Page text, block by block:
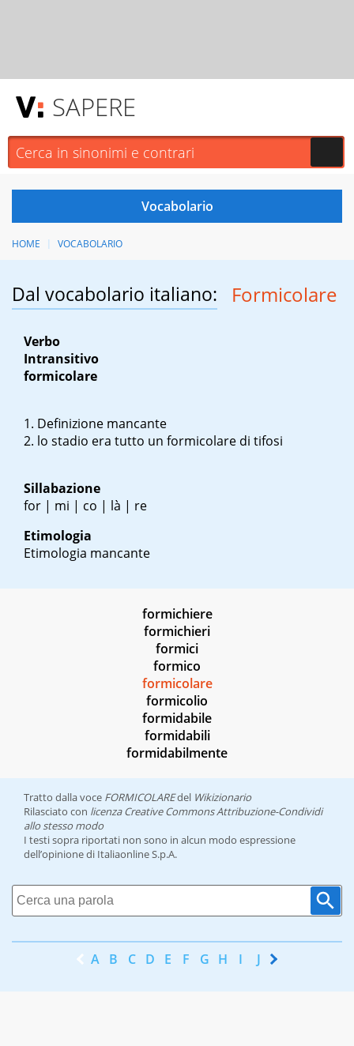
SAPERE
HOME VOCABOLARIO
Dal vocabolario italiano: Formicolare
Verbo
Intransitivo
formicolare
Definizione mancante
lo stadio era tutto un formicolare di tifosi
Sillabazione
for | mi | co | là | re
Etimologia
Etimologia mancante
formichiere
formichieri
formici
formico
formicolare
formicolio
formidabile
formidabili
formidabilmente
Tratto dalla voce FORMICOLAREdel Wikizionario
Rilasciato con licenza Creative Commons Attribuzione-Condividi
allo stesso modo
I testi sopra riportati non sono in alcun modo espressione
dell’opinione di Italiaonline S.p.A.
A B C D E F G H I J K